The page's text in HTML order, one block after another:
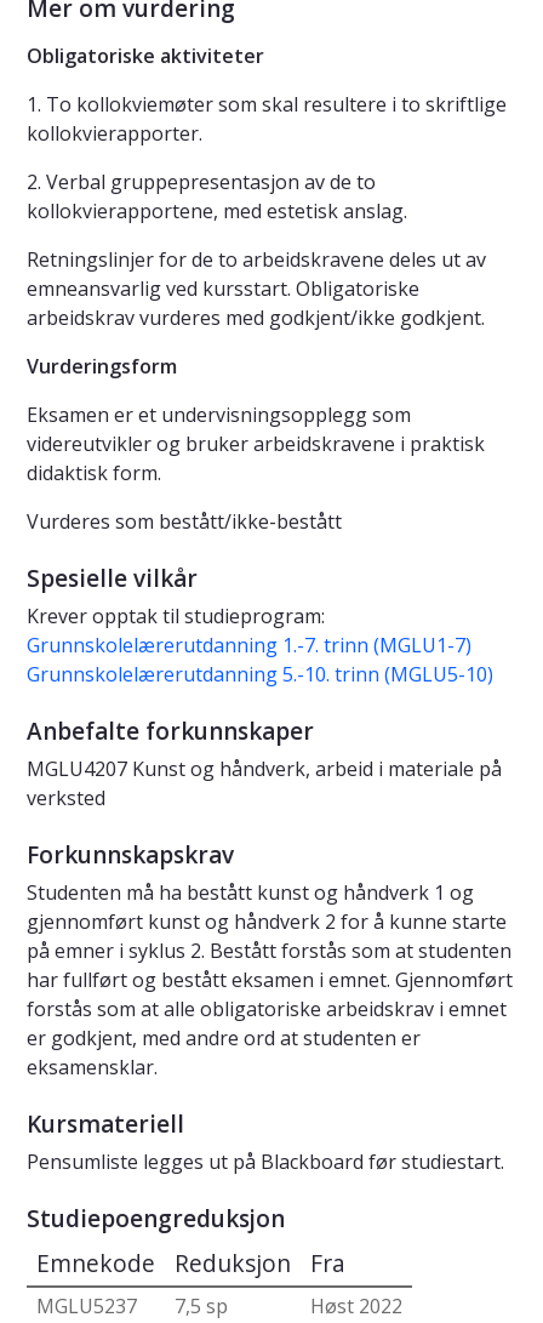
Mer om vurdering
Obligatoriske aktiviteter
1. To kollokviemøter som skal resultere i to skriftlige
kollokvierapporter.
2. Verbal gruppepresentasjon av de to
kollokvierapportene, med estetisk anslag.
Retningslinjer for de to arbeidskravene deles ut av
emneansvarlig ved kursstart. Obligatoriske
arbeidskrav vurderes med godkjent/ikke godkjent.
Vurderingsform
Eksamen er et undervisningsopplegg som
videreutvikler og bruker arbeidskravene i praktisk
didaktisk form.
Vurderes som bestått/ikke-bestått
Spesielle vilkår
Krever opptak til studieprogram:
Grunnskolelærerutdanning 1.-7. trinn (MGLU1-7)
Grunnskolelærerutdanning 5.-10. trinn (MGLU5-10)
Anbefalte forkunnskaper
MGLU4207 Kunst og håndverk, arbeid i materiale på
verksted
Forkunnskapskrav
Studenten må ha bestått kunst og håndverk 1 og
gjennomført kunst og håndverk 2 for å kunne starte
på emner i syklus 2. Bestått forstås som at studenten
har fullført og bestått eksamen i emnet. Gjennomført
forstås som at alle obligatoriske arbeidskrav i emnet
er godkjent, med andre ord at studenten er
eksamensklar.
Kursmateriell
Pensumliste legges ut på Blackboard før studiestart.
Studiepoengreduksjon
Emnekode Reduksjon Fra
MGLU5237 7,5 sp
Høst 2022